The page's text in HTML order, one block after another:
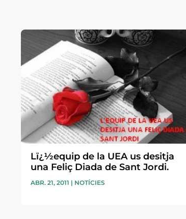
Lï¿½equip de la UEA us desitja
una Feliç Diada de Sant Jordi.
ABR. 21, 2011 | NOTÍCIES